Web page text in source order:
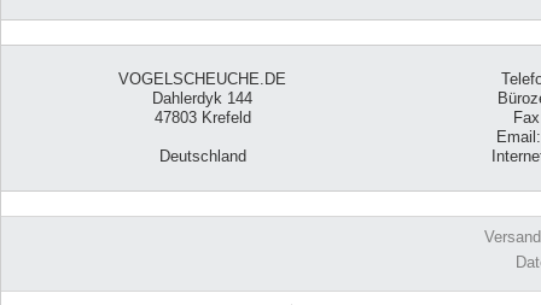
VOGELSCHEUCHE.DE
Dahlerdyk 144
47803 Krefeld
Deutschland